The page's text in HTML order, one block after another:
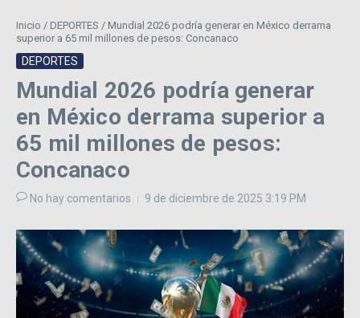
Inicio / DEPORTES / Mundial 2026 podría generar en México derrama
superior a 65 mil millones de pesos: Concanaco
DEPORTES
Mundial 2026 podría generar
en México derrama superior a
65 mil millones de pesos:
Concanaco
No hay comentarios 9 de diciembre de 2025 3:19 PM